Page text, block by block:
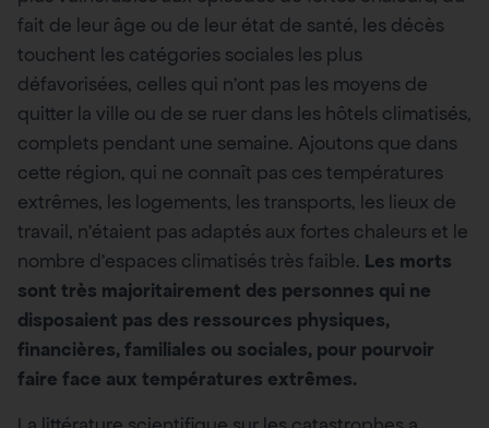
fait de leur âge ou de leur état de santé, les décès
touchent les catégories sociales les plus
défavorisées, celles qui n’ont pas les moyens de
quitter la ville ou de se ruer dans les hôtels climatisés,
complets pendant une semaine. Ajoutons que dans
cette région, qui ne connaît pas ces températures
extrêmes, les logements, les transports, les lieux de
travail, n’étaient pas adaptés aux fortes chaleurs et le
nombre d’espaces climatisés très faible. Les morts
sont très majoritairement des personnes qui ne
disposaient pas des ressources physiques,
financières, familiales ou sociales, pour pourvoir
faire face aux températures extrêmes.